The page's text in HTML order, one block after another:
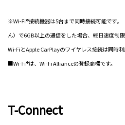
※Wi-Fi®接続機器は5台まで同時接続可能です
ん）で6GB以上の通信をした場合、終日速度
Wi-FiとApple CarPlayのワイヤレス接続は同時利
■Wi-Fi®は、Wi-Fi Allianceの登録商標です。
T-Connect